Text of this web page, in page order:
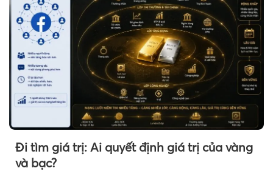
Đi tìm giá trị: Ai quyết định giá trị của vàng
và bạc?